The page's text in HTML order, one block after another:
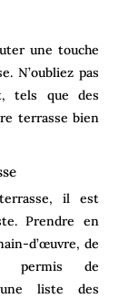
une touche
N’oubliez pas
tels que des
terrasse bien
il est
Prendre en
d’œuvre, de
permis de
une liste des